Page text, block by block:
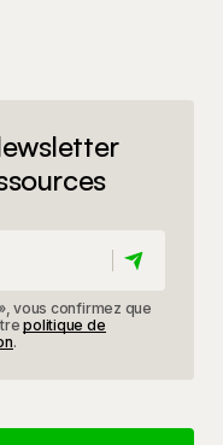
vous confirmez que
politique de
.